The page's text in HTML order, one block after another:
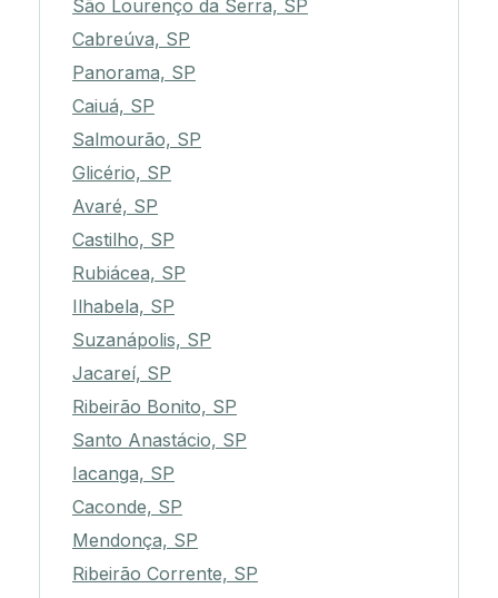
São Lourenço da Serra, SP
Cabreúva, SP
Panorama, SP
Caiuá, SP
Salmourão, SP
Glicério, SP
Avaré, SP
Castilho, SP
Rubiácea, SP
Ilhabela, SP
Suzanápolis, SP
Jacareí, SP
Ribeirão Bonito, SP
Santo Anastácio, SP
Iacanga, SP
Caconde, SP
Mendonça, SP
Ribeirão Corrente, SP